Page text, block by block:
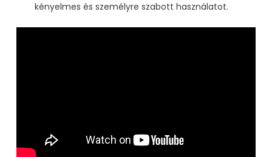
kényelmes és személyre szabott használatot.